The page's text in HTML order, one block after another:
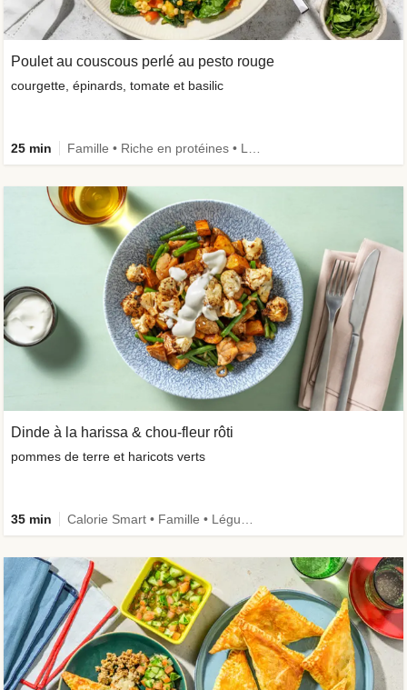
Dinde à la harissa & chou-fleur rôti
pommes de terre et haricots verts
35 min
Poulet au couscous perlé au pesto rouge
courgette, épinards, tomate et basilic
25 min